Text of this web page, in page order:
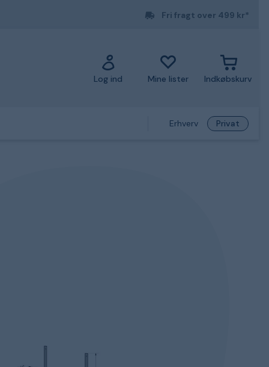
Fri fragt over 499 kr*
Log ind Mine lister Indkøbskurv
Erhverv Privat